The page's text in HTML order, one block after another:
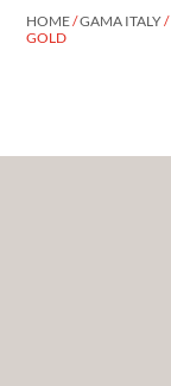
HOME/GAMA ITALY/
GOLD